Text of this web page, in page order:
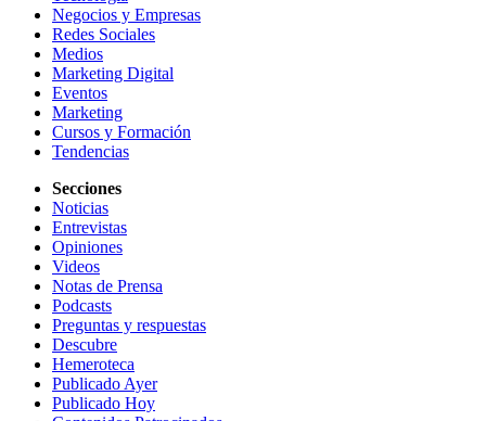
Negocios y Empresas
Redes Sociales
Medios
Marketing Digital
Eventos
Marketing
Cursos y Formación
Tendencias
Secciones
Noticias
Entrevistas
Opiniones
Videos
Notas de Prensa
Podcasts
Preguntas y respuestas
Descubre
Hemeroteca
Publicado Ayer
Publicado Hoy